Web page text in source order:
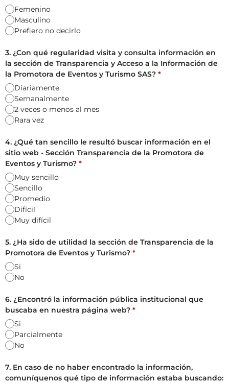
Femenino
Masculino
Prefiero no decirlo
3. ¿Con qué regularidad visita y consulta información en
la sección de Transparencia y Acceso a la Información de
la Promotora de Eventos y Turismo SAS? *
Diariamente
Semanalmente
2 veces o menos al mes
Rara vez
4. ¿Qué tan sencillo le resultó buscar información en el
sitio web - Sección Transparencia de la Promotora de
Eventos y Turismo? *
Muy sencillo
Sencillo
Promedio
Difícil
Muy difícil
5. ¿Ha sido de utilidad la sección de Transparencia de la
Promotora de Eventos y Turismo? *
Si
No
6. ¿Encontró la información pública institucional que
buscaba en nuestra página web? *
Si
Parcialmente
No
7. En caso de no haber encontrado la información,
comuníquenos qué tipo de información estaba buscando: